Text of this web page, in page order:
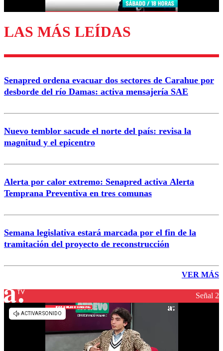
Enviar comentario
LAS MÁS LEÍDAS
Senapred ordena evacuar dos sectores de Carahue por
desborde del río Damas: activa mensajería SAE
Nuevo temblor sacude el norte del país: revisa la
magnitud y el epicentro
Alerta por calor extremo: Senapred activa Alerta
Temprana Preventiva en tres comunas
Semana legislativa estará marcada por el fin de la
tramitación del proyecto de reconstrucción
VER MÁS
Señal 2